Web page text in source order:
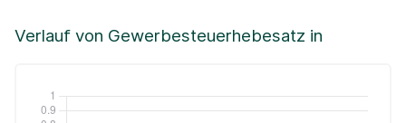
Verlauf von Gewerbesteuerhebesatz in
+